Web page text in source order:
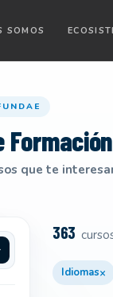
SOMOS
Formación
que te
363
Idiomas×